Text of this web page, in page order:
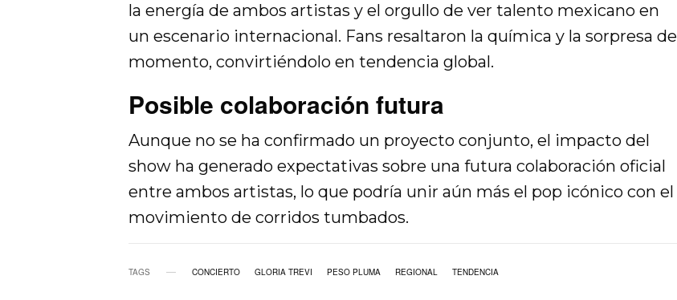
la energía de ambos artistas y el orgullo de ver talento mexicano en
un escenario internacional. Fans resaltaron la química y la sorpresa del
momento, convirtiéndolo en tendencia global.
Posible colaboración futura
Aunque no se ha confirmado un proyecto conjunto, el impacto del
show ha generado expectativas sobre una futura colaboración oficial
entre ambos artistas, lo que podría unir aún más el pop icónico con el
movimiento de corridos tumbados.
TAGS CONCIERTO GLORIA TREVI PESO PLUMA REGIONAL TENDENCIA